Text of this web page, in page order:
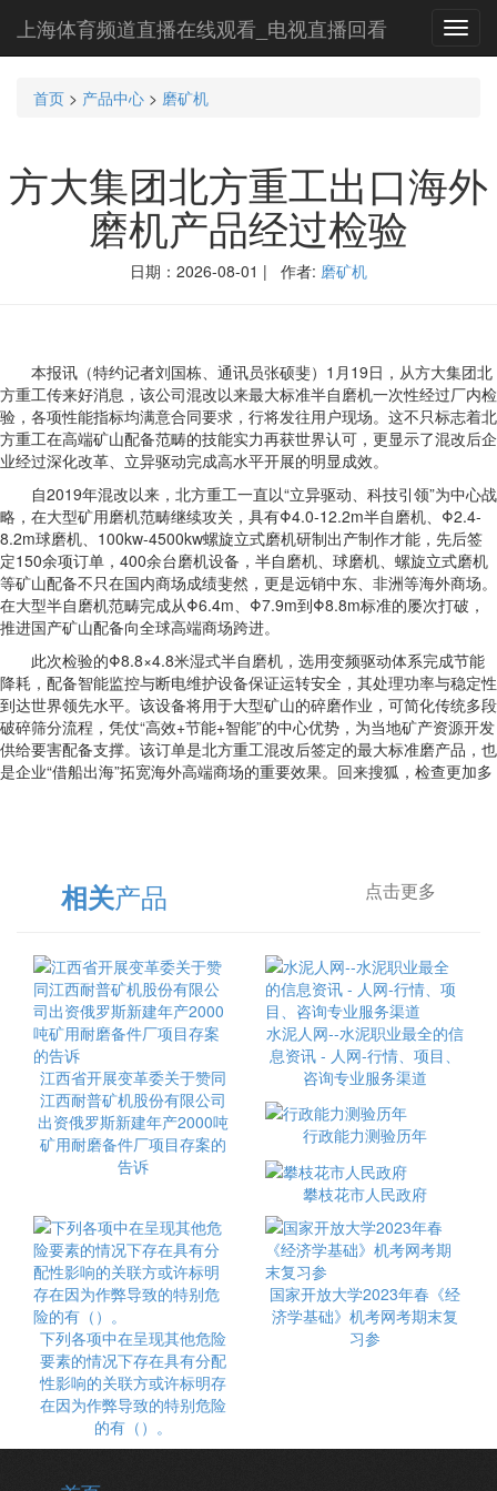
上海体育频道直播在线观看_电视直播回看
首页 > 产品中心 > 磨矿机
方大集团北方重工出口海外
磨机产品经过检验
日期：2026-08-01 | 作者: 磨矿机
本报讯（特约记者刘国栋、通讯员张硕斐）1月19日，从方大集团北
方重工传来好消息，该公司混改以来最大标准半自磨机一次性经过厂内检
验，各项性能指标均满意合同要求，行将发往用户现场。这不只标志着北
方重工在高端矿山配备范畴的技能实力再获世界认可，更显示了混改后企
业经过深化改革、立异驱动完成高水平开展的明显成效。
自2019年混改以来，北方重工一直以“立异驱动、科技引领”为中心战
略，在大型矿用磨机范畴继续攻关，具有Φ4.0-12.2m半自磨机、Φ2.4-
8.2m球磨机、100kw-4500kw螺旋立式磨机研制出产制作才能，先后签
定150余项订单，400余台磨机设备，半自磨机、球磨机、螺旋立式磨机
等矿山配备不只在国内商场成绩斐然，更是远销中东、非洲等海外商场。
在大型半自磨机范畴完成从Φ6.4m、Φ7.9m到Φ8.8m标准的屡次打破，
推进国产矿山配备向全球高端商场跨进。
此次检验的Φ8.8×4.8米湿式半自磨机，选用变频驱动体系完成节能
降耗，配备智能监控与断电维护设备保证运转安全，其处理功率与稳定性
到达世界领先水平。该设备将用于大型矿山的碎磨作业，可简化传统多段
破碎筛分流程，凭仗“高效+节能+智能”的中心优势，为当地矿产资源开发
供给要害配备支撑。该订单是北方重工混改后签定的最大标准磨产品，也
是企业“借船出海”拓宽海外高端商场的重要效果。回来搜狐，检查更加多
相关产品 点击更多
江西省开展变革委关于赞同
江西耐普矿机股份有限公司
出资俄罗斯新建年产2000吨
矿用耐磨备件厂项目存案的
告诉
水泥人网--水泥职业最全的信
息资讯 - 人网-行情、项目、
咨询专业服务渠道
行政能力测验历年
攀枝花市人民政府
下列各项中在呈现其他危险
要素的情况下存在具有分配
性影响的关联方或许标明存
在因为作弊导致的特别危险
的有（）。
国家开放大学2023年春《经
济学基础》机考网考期末复
习参